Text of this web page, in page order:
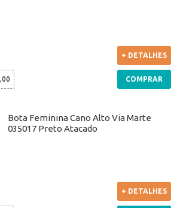
+ DETALHES
COMPRAR
Bota Feminina Cano Alto Via Marte
035017 Preto Atacado
+ DETALHES